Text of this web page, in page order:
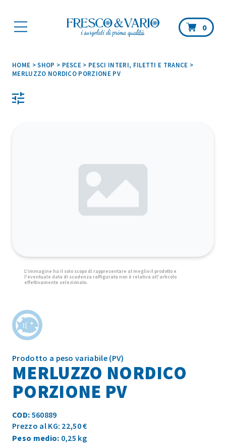
0
HOME >SHOP > PESCE > PESCI INTERI, FILETTI E TRANCE >
MERLUZZO NORDICO PORZIONE PV
Prodotto a peso variabile (PV)
MERLUZZO NORDICO
PORZIONE PV
COD: 560889
Prezzo al KG: 22,50 €
Peso medio: 0,25 kg